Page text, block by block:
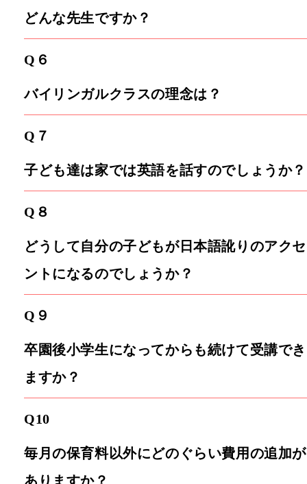
どんな先生ですか？
Q６
バイリンガルクラスの理念は？
Q７
子ども達は家では英語を話すのでしょうか？
Q８
どうして自分の子どもが日本語訛りのアクセ
ントになるのでしょうか？
Q９
卒園後小学生になってからも続けて受講でき
ますか？
Q10
毎月の保育料以外にどのぐらい費用の追加が
ありますか？